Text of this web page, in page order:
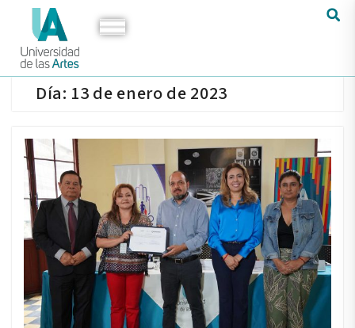
Día: 13 de enero de 2023